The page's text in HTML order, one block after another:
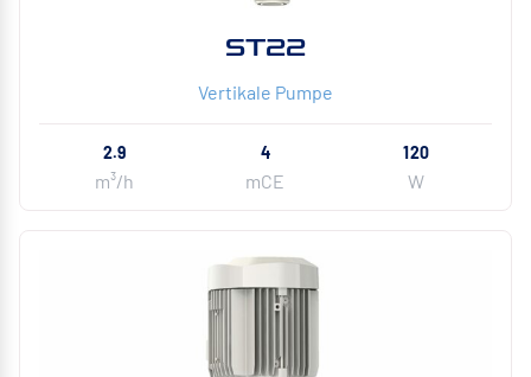
ST22
Vertikale Pumpe
2.9
m³/h
4
mCE
120
W